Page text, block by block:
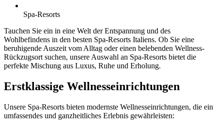
Spa-Resorts
Tauchen Sie ein in eine Welt der Entspannung und des
Wohlbefindens in den besten Spa-Resorts Italiens. Ob Sie eine
beruhigende Auszeit vom Alltag oder einen belebenden Wellness-
Rückzugsort suchen, unsere Auswahl an Spa-Resorts bietet die
perfekte Mischung aus Luxus, Ruhe und Erholung.
Erstklassige Wellnesseinrichtungen
Unsere Spa-Resorts bieten modernste Wellnesseinrichtungen, die ein
umfassendes und ganzheitliches Erlebnis gewährleisten: